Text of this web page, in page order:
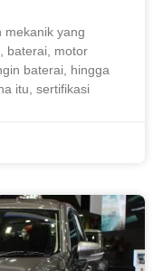
mekanik yang
baterai, motor
baterai, hingga
itu, sertifikasi